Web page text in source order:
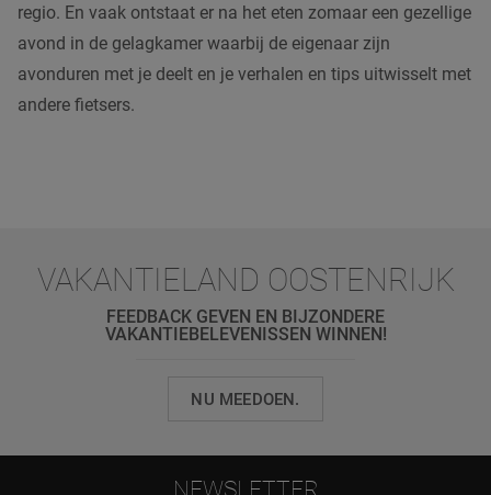
regio. En vaak ontstaat er na het eten zomaar een gezellige
avond in de gelagkamer waarbij de eigenaar zijn
avonduren met je deelt en je verhalen en tips uitwisselt met
andere fietsers.
VAKANTIELAND OOSTENRIJK
FEEDBACK GEVEN EN BIJZONDERE
VAKANTIEBELEVENISSEN WINNEN!
NU MEEDOEN.
NEWSLETTER